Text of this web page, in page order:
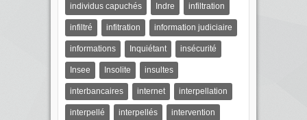
individus capuchés Indre infiltration
infiltré infitration information judiciaire
informations Inquiétant insécurité
Insee Insolite insultes
interbancaires internet interpellation
interpellé interpellés intervention